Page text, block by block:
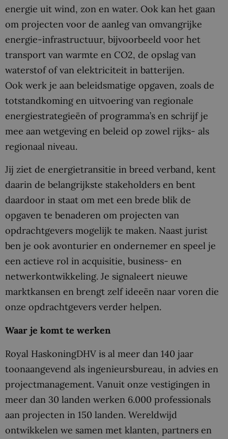
energie uit wind, zon en water. Ook kan het gaan
om projecten voor de aanleg van omvangrijke
energie-infrastructuur, bijvoorbeeld voor het
transport van warmte en CO2, de opslag van
waterstof of van elektriciteit in batterijen.
Ook werk je aan beleidsmatige opgaven, zoals de
totstandkoming en uitvoering van regionale
energiestrategieën of programma’s en schrijf je
mee aan wetgeving en beleid op zowel rijks- als
regionaal niveau.
Jij ziet de energietransitie in breed verband, kent
daarin de belangrijkste stakeholders en bent
daardoor in staat om met een brede blik de
opgaven te benaderen om projecten van
opdrachtgevers mogelijk te maken. Naast jurist
ben je ook avonturier en ondernemer en speel je
een actieve rol in acquisitie, business- en
netwerkontwikkeling. Je signaleert nieuwe
marktkansen en brengt zelf ideeën naar voren die
onze opdrachtgevers verder helpen.
Waar je komt te werken
Royal HaskoningDHV is al meer dan 140 jaar
toonaangevend als ingenieursbureau, in advies en
projectmanagement. Vanuit onze vestigingen in
meer dan 30 landen werken 6.000 professionals
aan projecten in 150 landen. Wereldwijd
ontwikkelen we samen met klanten, partners en